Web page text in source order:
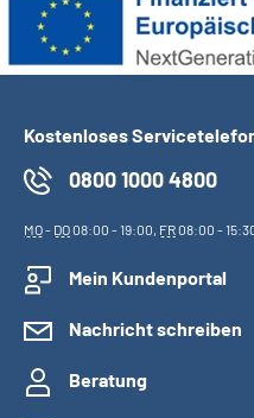
Kostenloses
0800 1000 4800
MO- DO08:00 - 19:00, FR08:00 -
Mein Kundenportal
Nachricht schreiben
Beratung